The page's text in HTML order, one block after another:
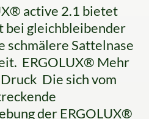
active 2.1 bietet
bei gleichbleibender
schmälere Sattelnase
ERGOLUX® Mehr
Die sich vom
der ERGOLUX®